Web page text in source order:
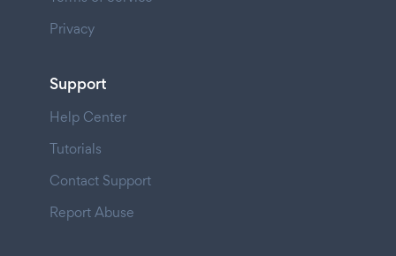
Privacy
Support
Help Center
Tutorials
Contact Support
Report Abuse